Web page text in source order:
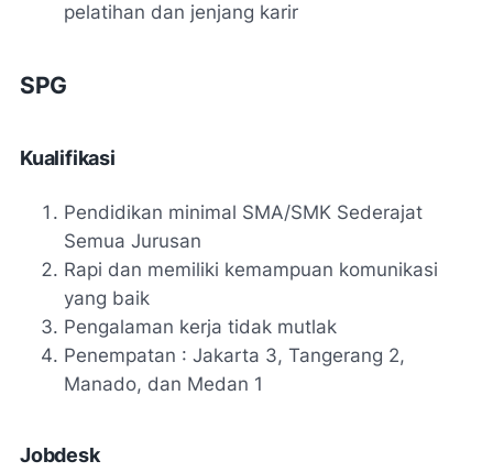
pelatihan dan jenjang karir
SPG
Kualifikasi
Pendidikan minimal SMA/SMK Sederajat
Semua Jurusan
Rapi dan memiliki kemampuan komunikasi
yang baik
Pengalaman kerja tidak mutlak
Penempatan : Jakarta 3, Tangerang 2,
Manado, dan Medan 1
Jobdesk